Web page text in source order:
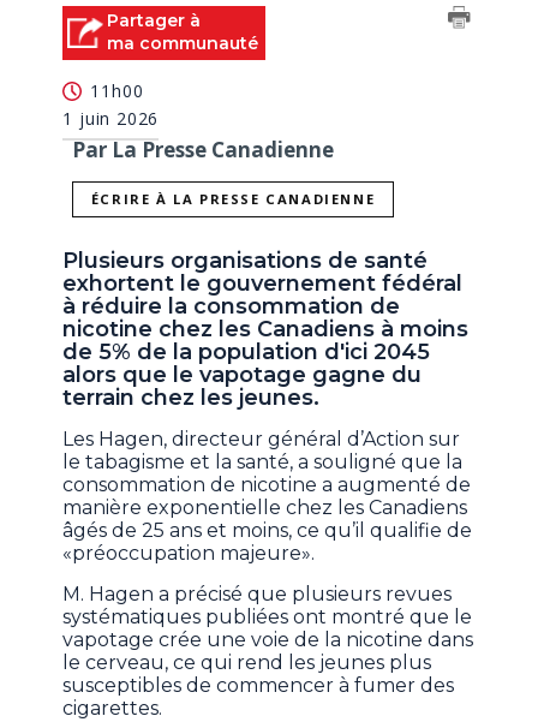
Partager à
ma communauté
11h00
1 juin 2026
Par La Presse Canadienne
ÉCRIRE À LA PRESSE CANADIENNE
Plusieurs organisations de santé
exhortent le gouvernement fédéral
à réduire la consommation de
nicotine chez les Canadiens à moins
de 5% de la population d'ici 2045
alors que le vapotage gagne du
terrain chez les jeunes.
Les Hagen, directeur général d’Action sur
le tabagisme et la santé, a souligné que la
consommation de nicotine a augmenté de
manière exponentielle chez les Canadiens
âgés de 25 ans et moins, ce qu’il qualifie de
«préoccupation majeure».
M. Hagen a précisé que plusieurs revues
systématiques publiées ont montré que le
vapotage crée une voie de la nicotine dans
le cerveau, ce qui rend les jeunes plus
susceptibles de commencer à fumer des
cigarettes.